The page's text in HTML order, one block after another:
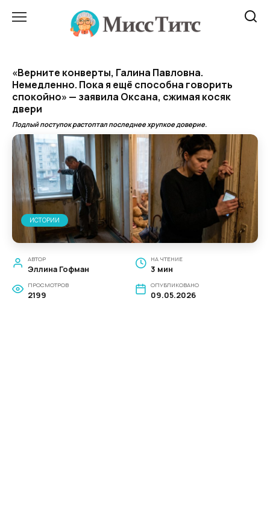
«Верните конверты, Галина Павловна.
Немедленно. Пока я ещё способна говорить
спокойно» — заявила Оксана, сжимая косяк
двери
Подлый поступок растоптал последнее хрупкое доверие.
ИСТОРИИ
АВТОР
Эллина Гофман
НА ЧТЕНИЕ
3 мин
ПРОСМОТРОВ
2199
ОПУБЛИКОВАНО
09.05.2026